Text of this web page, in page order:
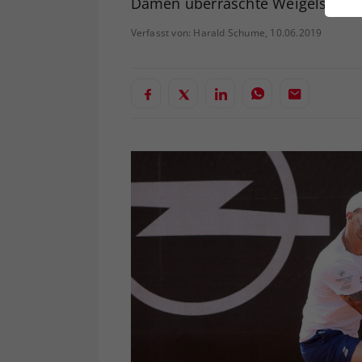
Verfasst von: Harald Schume, 10.06.2019